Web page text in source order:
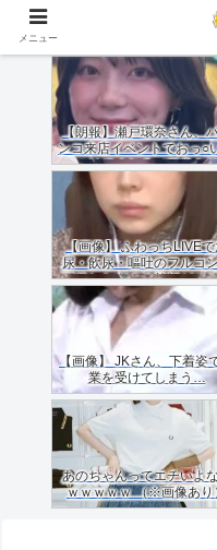
【朗報】瀬戸環奈さん、
ンコ来店イベントでおっ○
しつけてくれる（画像あ
【画像】 ふわっちLIVE
尿・飲尿・嘔吐のフルコ
配信した女のご尊顔がこ
ｗｗｗｗ
【画像】 JKさん、下着姿
業を受けてしまう…
あのちゃんってエチいよ
ｗｗｗｗｗ （※画像あり
メニュー